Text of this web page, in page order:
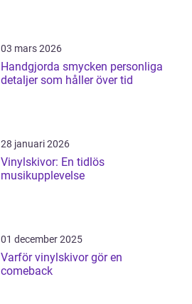
03 mars 2026
Handgjorda smycken personliga
detaljer som håller över tid
28 januari 2026
Vinylskivor: En tidlös
musikupplevelse
01 december 2025
Varför vinylskivor gör en
comeback